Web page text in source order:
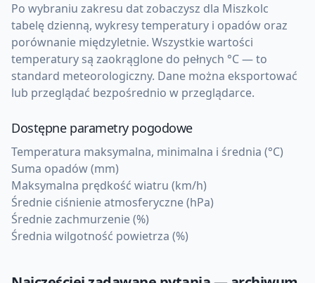
Po wybraniu zakresu dat zobaczysz dla Miszkolc
tabelę dzienną, wykresy temperatury i opadów oraz
porównanie międzyletnie. Wszystkie wartości
temperatury są zaokrąglone do pełnych °C — to
standard meteorologiczny. Dane można eksportować
lub przeglądać bezpośrednio w przeglądarce.
Dostępne parametry pogodowe
Temperatura maksymalna, minimalna i średnia (°C)
Suma opadów (mm)
Maksymalna prędkość wiatru (km/h)
Średnie ciśnienie atmosferyczne (hPa)
Średnie zachmurzenie (%)
Średnia wilgotność powietrza (%)